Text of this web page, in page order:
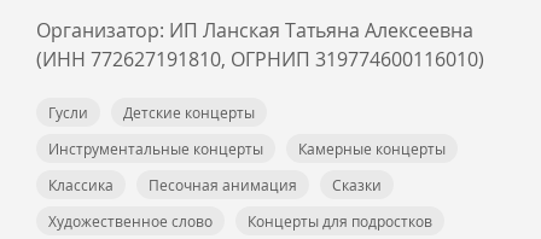
Организатор: ИП Ланская Татьяна Алексеевна
(ИНН 772627191810, ОГРНИП 319774600116010)
Гусли
Детские концерты
Инструментальные концерты
Камерные концерты
Классика
Песочная анимация
Сказки
Художественное слово
Концерты для подростков